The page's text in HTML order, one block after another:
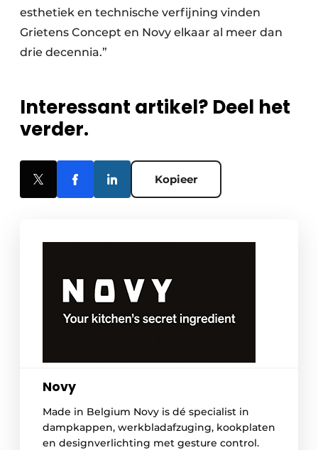
esthetiek en technische verfijning vinden
Grietens Concept en Novy elkaar al meer dan
drie decennia.”
Interessant artikel? Deel het
verder.
Kopieer
Novy
Made in Belgium Novy is dé specialist in
dampkappen, werkbladafzuging, kookplaten
en designverlichting met gesture control.